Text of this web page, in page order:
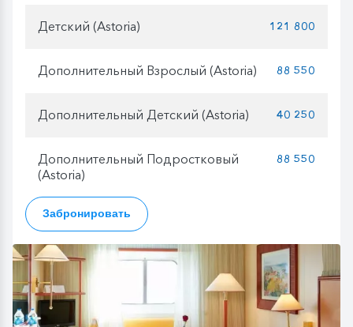
Детский (Astoria) 121 800
Дополнительный Взрослый (Astoria) 88 550
Дополнительный Детский (Astoria) 40 250
Дополнительный Подростковый
(Astoria)
88 550
Забронировать